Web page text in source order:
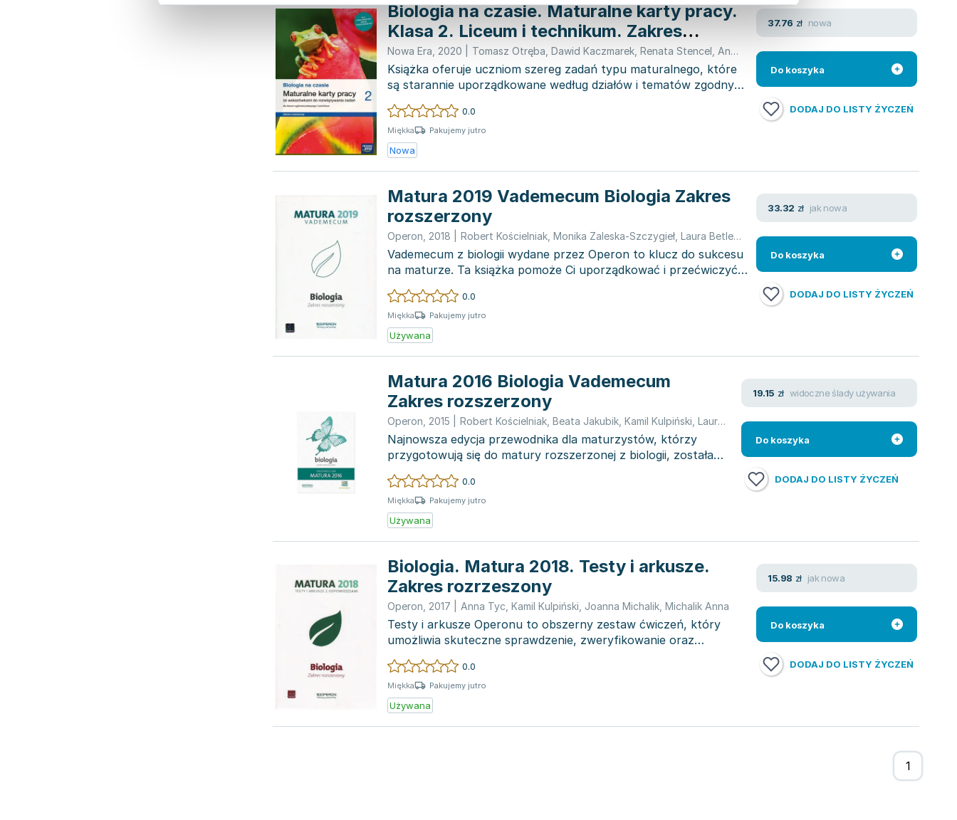
Biologia na czasie. Maturalne karty pracy.
Klasa 2. Liceum i technikum. Zakres
rozszerzony
Nowa Era 2020 Tomasz Otręba Dawid Kaczmarek Renata Stencel Anna Tyc ,praca zbiorowa
Książka oferuje uczniom szereg zadań typu maturalnego, które
są starannie uporządkowane według działów i tematów zgodnych
z podręc...
0.0
Miękka Pakujemy jutro
Nowa
37.76 zł nowa
Do koszyka
DODAJ DO LISTY ŻYCZEŃ
Matura 2019 Vademecum Biologia Zakres
rozszerzony
Operon 2018 Robert Kościelniak Monika Zaleska-Szczygieł Laura Betleja Tomasz Falkowski,Beata Jakubik,Kamil
Vademecum z biologii wydane przez Operon to klucz do sukcesu
na maturze. Ta książka pomoże Ci uporządkować i przećwiczyć
wiedzę zg...
0.0
Miękka Pakujemy jutro
Używana
33.32 zł jak nowa
Do koszyka
DODAJ DO LISTY ŻYCZEŃ
Matura 2016 Biologia Vademecum
Zakres rozszerzony
Operon 2015 Robert Kościelniak Beata Jakubik Kamil Kulpiński Laura Betleja ,Monika Zaleska-Szczygieł,Tomasz
Najnowsza edycja przewodnika dla maturzystów, którzy
przygotowują się do matury rozszerzonej z biologii, została
starannie dopasow...
0.0
Miękka Pakujemy jutro
Używana
19.15 zł widoczne ślady używania
Do koszyka
DODAJ DO LISTY ŻYCZEŃ
Biologia. Matura 2018. Testy i arkusze.
Zakres rozrzeszony
Operon 2017 Anna Tyc Kamil Kulpiński Joanna Michalik Michalik Anna
Testy i arkusze Operonu to obszerny zestaw ćwiczeń, który
umożliwia skuteczne sprawdzenie, zweryfikowanie oraz
utrwalenie wiedzy p...
0.0
Miękka Pakujemy jutro
Używana
15.98 zł jak nowa
Do koszyka
DODAJ DO LISTY ŻYCZEŃ